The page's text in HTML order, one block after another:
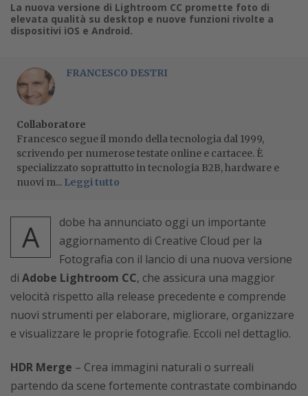
La nuova versione di Lightroom CC promette foto di
elevata qualità su desktop e nuove funzioni rivolte a
dispositivi iOS e Android.
FRANCESCO DESTRI
Collaboratore
Francesco segue il mondo della tecnologia dal 1999,
scrivendo per numerose testate online e cartacee. È
specializzato soprattutto in tecnologia B2B, hardware e
nuovi m... Leggi tutto
A
dobe ha annunciato oggi un importante
aggiornamento di Creative Cloud per la
Fotografia con il lancio di una nuova versione
di Adobe Lightroom CC, che assicura una maggior
velocità rispetto alla release precedente e comprende
nuovi strumenti per elaborare, migliorare, organizzare
e visualizzare le proprie fotografie. Eccoli nel dettaglio.
HDR Merge – Crea immagini naturali o surreali
partendo da scene fortemente contrastate combinando